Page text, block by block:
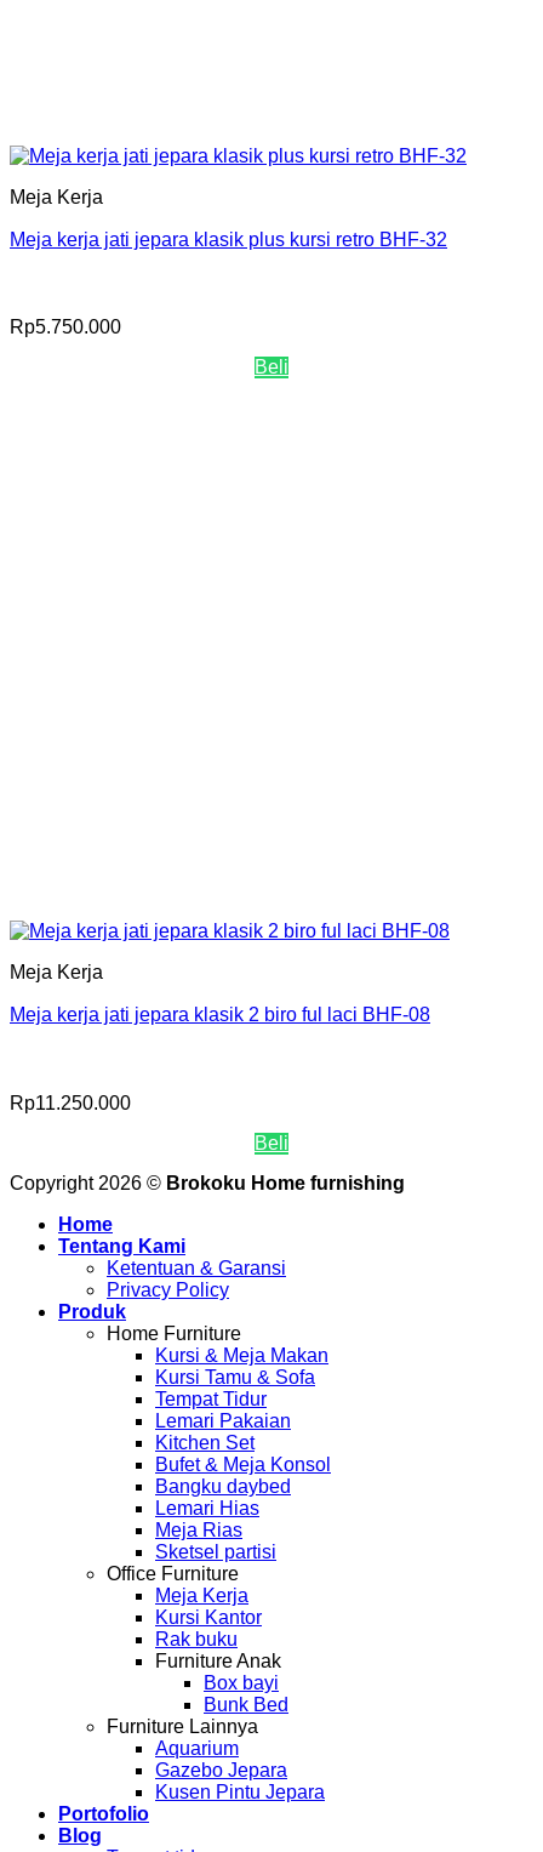
Meja Kerja
Meja kerja jati jepara klasik plus kursi retro BHF-32
Rp5.750.000
Beli
Meja Kerja
Meja kerja jati jepara klasik 2 biro ful laci BHF-08
Rp11.250.000
Beli
Copyright 2026 © Brokoku Home furnishing
Home
Tentang Kami
Ketentuan & Garansi
Privacy Policy
Produk
Home Furniture
Kursi & Meja Makan
Kursi Tamu & Sofa
Tempat Tidur
Lemari Pakaian
Kitchen Set
Bufet & Meja Konsol
Bangku daybed
Lemari Hias
Meja Rias
Sketsel partisi
Office Furniture
Meja Kerja
Kursi Kantor
Rak buku
Furniture Anak
Box bayi
Bunk Bed
Furniture Lainnya
Aquarium
Gazebo Jepara
Kusen Pintu Jepara
Portofolio
Blog